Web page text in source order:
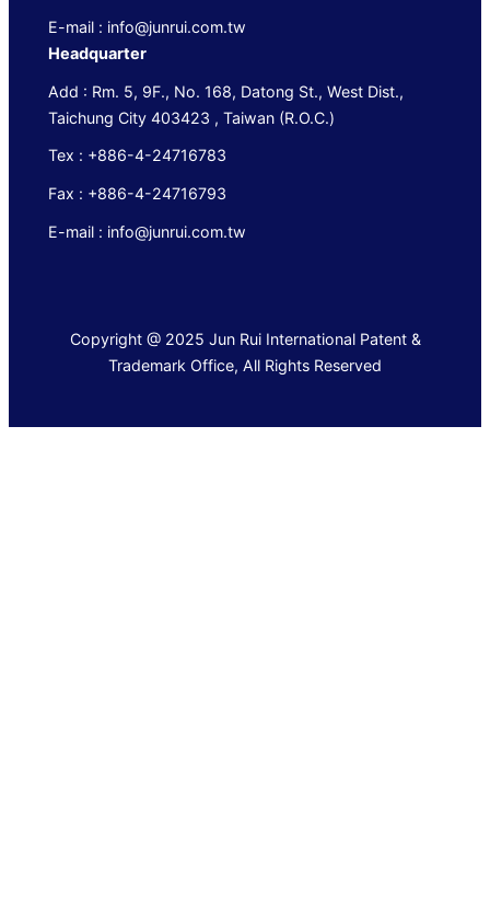
E-mail : info@junrui.com.tw
Headquarter
Add : Rm. 5, 9F., No. 168, Datong St., West Dist.,
Taichung City 403423 , Taiwan (R.O.C.)
Tex : +886-4-24716783
Fax : +886-4-24716793
E-mail : info@junrui.com.tw
Copyright @ 2025 Jun Rui International Patent &
Trademark Office, All Rights Reserved